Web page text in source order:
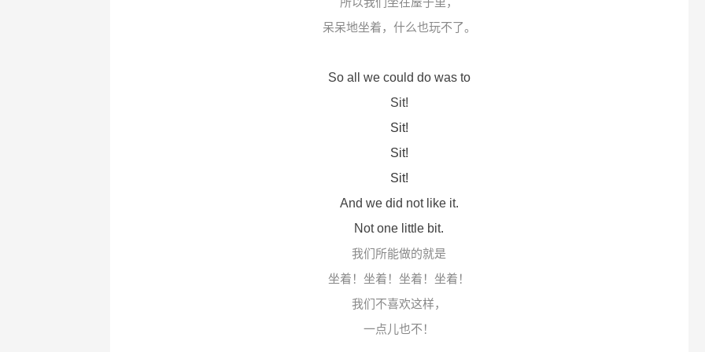
呆呆地坐着，什么也玩不了。
So all we could do was to
Sit!
Sit!
Sit!
Sit!
And we did not like it.
Not one little bit.
我们所能做的就是
坐着！坐着！坐着！坐着！
我们不喜欢这样，
一点儿也不！